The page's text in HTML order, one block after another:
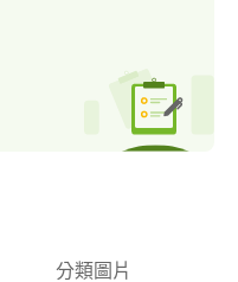
分類圖片